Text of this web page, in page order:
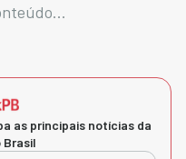
as principais notícias da
Brasil